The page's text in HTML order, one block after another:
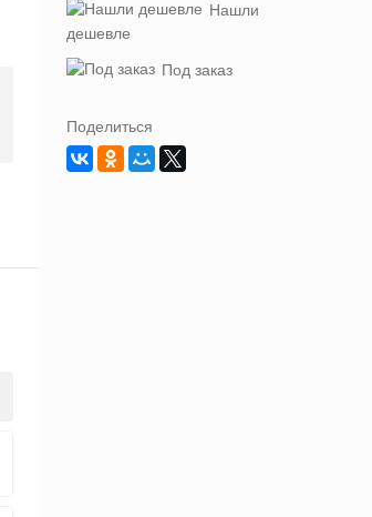
Нашли
дешевле
Под заказ
Поделиться